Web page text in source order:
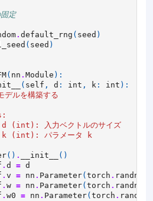
定
. default_rng ( seed )
( seed )
( nn . Module ):
( self , d : int , k : int ):
ルを構築する
(int): 入力ベクトルのサイズ
(int): パラメータ k
() . __init__
()
. d = d
. v = nn . Parameter( torch . randn
. w = nn . Parameter( torch . randn
. w0 = nn . Parameter( torch . randn